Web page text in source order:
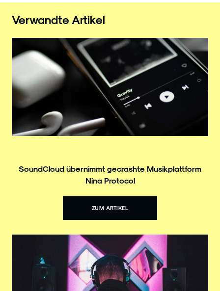
Verwandte Artikel
SoundCloud übernimmt gecrashte Musikplattform
Nina Protocol
ZUM ARTIKEL